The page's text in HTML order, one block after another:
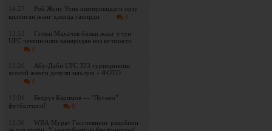
14:27
Рой Жонс Усик иштирокидаги орзу
қилинган жанг ҳақида гапирди
0
13:53
Гэтжи Махачев билан жанг учун
UFC чемпионлик камаридан воз кечмоқчи
0
13:26
Абу-Даби UFC 333 турнирининг
асосий жанги деярли маълум + ФОТО
0
13:01
Беҳруз Каримов — "Лугано"
футболчиси!
0
12:36
WBА Мурат Гассиевнинг рақибини